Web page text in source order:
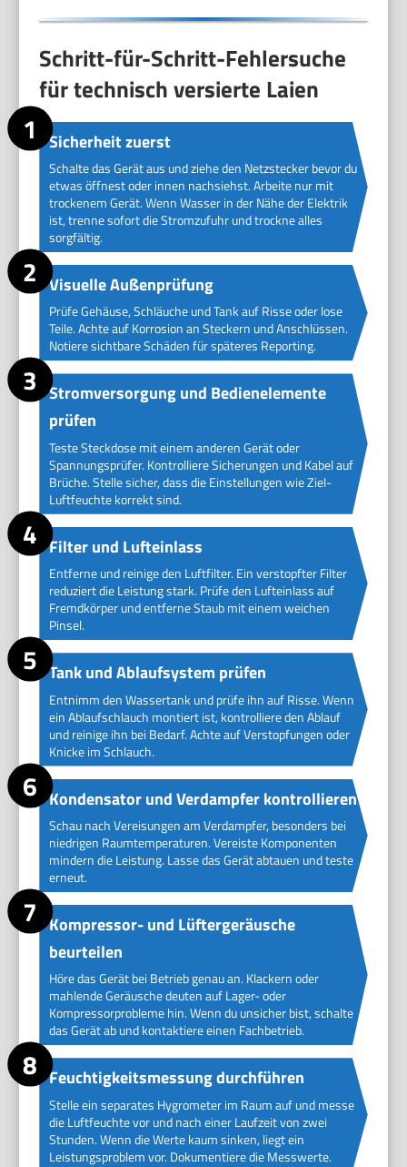
Schritt-für-Schritt-Fehlersuche
für technisch versierte Laien
Sicherheit zuerst
Schalte das Gerät aus und ziehe den Netzstecker bevor du
etwas öffnest oder innen nachsiehst. Arbeite nur mit
trockenem Gerät. Wenn Wasser in der Nähe der Elektrik
ist, trenne sofort die Stromzufuhr und trockne alles
sorgfältig.
Visuelle Außenprüfung
Prüfe Gehäuse, Schläuche und Tank auf Risse oder lose
Teile. Achte auf Korrosion an Steckern und Anschlüssen.
Notiere sichtbare Schäden für späteres Reporting.
Stromversorgung und Bedienelemente
prüfen
Teste Steckdose mit einem anderen Gerät oder
Spannungsprüfer. Kontrolliere Sicherungen und Kabel auf
Brüche. Stelle sicher, dass die Einstellungen wie Ziel-
Luftfeuchte korrekt sind.
Filter und Lufteinlass
Entferne und reinige den Luftfilter. Ein verstopfter Filter
reduziert die Leistung stark. Prüfe den Lufteinlass auf
Fremdkörper und entferne Staub mit einem weichen
Pinsel.
Tank und Ablaufsystem prüfen
Entnimm den Wassertank und prüfe ihn auf Risse. Wenn
ein Ablaufschlauch montiert ist, kontrolliere den Ablauf
und reinige ihn bei Bedarf. Achte auf Verstopfungen oder
Knicke im Schlauch.
Kondensator und Verdampfer kontrollieren
Schau nach Vereisungen am Verdampfer, besonders bei
niedrigen Raumtemperaturen. Vereiste Komponenten
mindern die Leistung. Lasse das Gerät abtauen und teste
erneut.
Kompressor- und Lüftergeräusche
beurteilen
Höre das Gerät bei Betrieb genau an. Klackern oder
mahlende Geräusche deuten auf Lager- oder
Kompressorprobleme hin. Wenn du unsicher bist, schalte
das Gerät ab und kontaktiere einen Fachbetrieb.
Feuchtigkeitsmessung durchführen
Stelle ein separates Hygrometer im Raum auf und messe
die Luftfeuchte vor und nach einer Laufzeit von zwei
Stunden. Wenn die Werte kaum sinken, liegt ein
Leistungsproblem vor. Dokumentiere die Messwerte.